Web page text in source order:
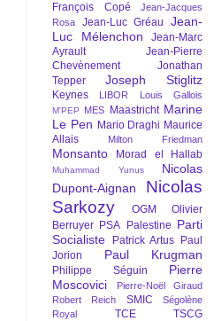
François Copé
Jean-Jacques
Rosa
Jean-Luc Gréau
Jean-
Luc Mélenchon
Jean-Marc
Ayrault
Jean-Pierre
Chevènement
Jonathan
Tepper
Joseph Stiglitz
Keynes LIBOR Louis Gallois
M'PEP MES Maastricht Marine
Le Pen Mario Draghi Maurice
Allais
Milton Friedman
Monsanto Morad el Hallab
Muhammad Yunus
Nicolas
Dupont-Aignan
Nicolas
Sarkozy
OGM
Olivier
Berruyer PSA Palestine Parti
Socialiste
Patrick Artus
Paul
Jorion
Paul Krugman
Philippe Séguin
Pierre
Moscovici
Pierre-Noël Giraud
Robert Reich
SMIC
Ségolène
Royal
TCE TSCG